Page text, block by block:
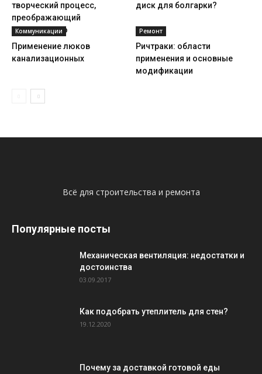
творческий процесс,
преображающий
пространство
диск для болгарки?
Коммуникации
Применение люков
канализационных
Ремонт
Ричтраки: области
применения и основные
модификации
Всё для строительства и ремонта
Популярные посты
Механическая вентиляция: недостатки и
достоинства
03.09.2017
Как подобрать утеплитель для стен?
19.12.2020
Почему за доставкой готовой еды